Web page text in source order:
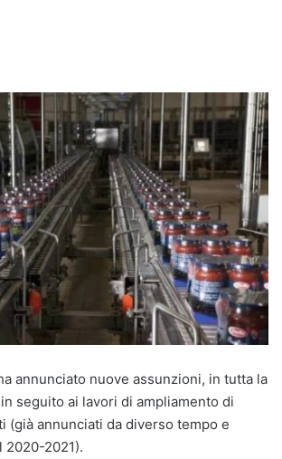
annunciato nuove assunzioni, in tutta la
seguito ai lavori di ampliamento di
(già annunciati da diverso tempo e
2020-2021).